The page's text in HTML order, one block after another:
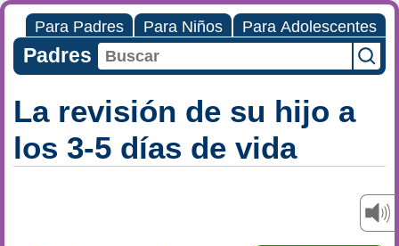
Para Padres Para Niños Para Adolescentes
Padres
La revisión de su hijo a
los 3-5 días de vida